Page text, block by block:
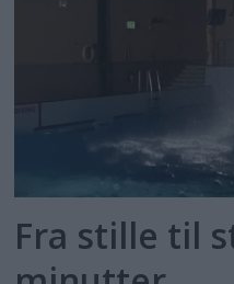
Fra stille til